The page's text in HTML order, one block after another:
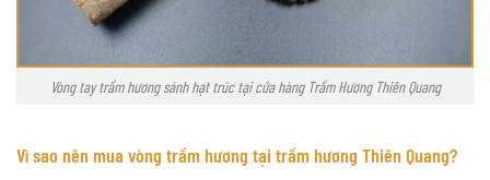
Vòng tay trầm hương sánh hạt trúc tại cửa hàng Trầm Hương Thiên Quang
Vì sao nên mua vòng trầm hương tại trầm hương Thiên Quang?